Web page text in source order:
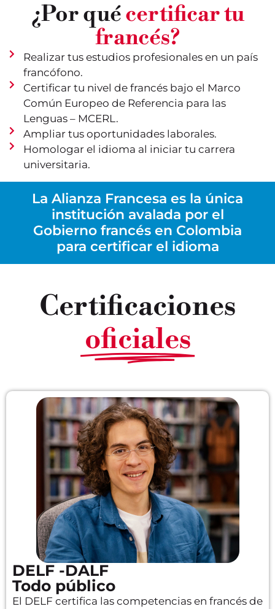
¿Por quécertificar tu
francés?
Realizar tus estudios profesionales en un país
francófono.
Certificar tu nivel de francés bajo el Marco
Común Europeo de Referencia para las
Lenguas – MCERL.
Ampliar tus oportunidades laborales.
Homologar el idioma al iniciar tu carrera
universitaria.
La Alianza Francesa es la única
institución avalada por el
Gobierno francés en Colombia
para certificar el idioma
Certificaciones
oficiales
DELF -DALF
Todo público
El DELF certifica las competencias en francés de